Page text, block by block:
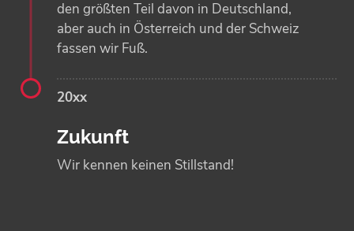
den größten Teil davon in Deutschland,
aber auch in Österreich und der Schweiz
fassen wir Fuß.
20xx
Zukunft
Wir kennen keinen Stillstand!